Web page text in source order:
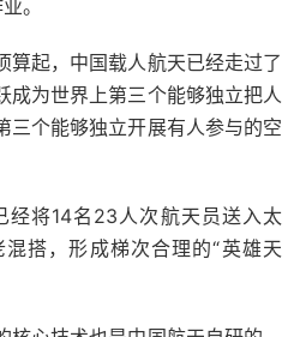
。
算起，中国载人航天已经走过了
成为世界上第三个能够独立把人
三个能够独立开展有人参与的空
经将14名23人次航天员送入太
搭，形成梯次合理的“英雄天